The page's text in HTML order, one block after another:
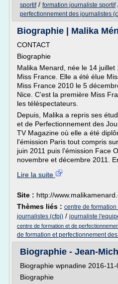
sportif/ formation journaliste sportif
perfectionnement des journalistes
Biographie | Malika
CONTACT
Biographie
Malika Menard, née le 14
Miss France. Elle a été élue
Miss France 2010 le 5
Nice. C'est la première Miss
les téléspectateurs.
Depuis, Malika a repris ses
et de Perfectionnement des
TV Magazine où elle a été
l'émission Paris tout compris
juin 2011 puis l'émission Face
novembre et décembre 2011.
Lire la suite
Site : http://
Thèmes liés : centre de
journalistes (cfpj) / journaliste
centre de formation et de
de formation et perfectionnement
Biographie - Jean-
Biographie wpnadine 2016-
Biographie